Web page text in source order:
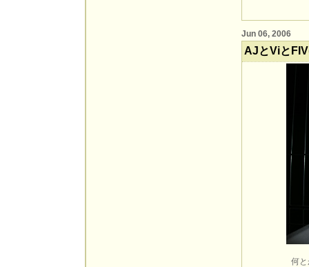
Jun 06, 2006
AJとViと
何